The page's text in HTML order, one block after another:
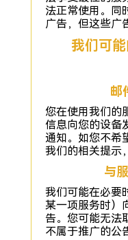
法正常使用。同
广告，但这些广
我们可
邮
您在使用我们的
信息向您的设备
通知。如您不希
我们的相关提示
与
我们可能在必要
某一项服务时）
告。您可能无法
不属于推广的公